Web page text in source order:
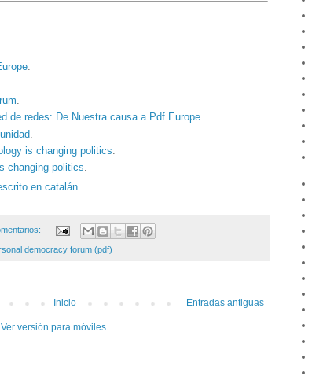
.
.
de redes: De Nuestra causa a Pdf Europe.
is changing politics
changing politics.
en catalán
democracy forum (pdf)
Entradas antiguas
Inicio
Ver versión para móviles